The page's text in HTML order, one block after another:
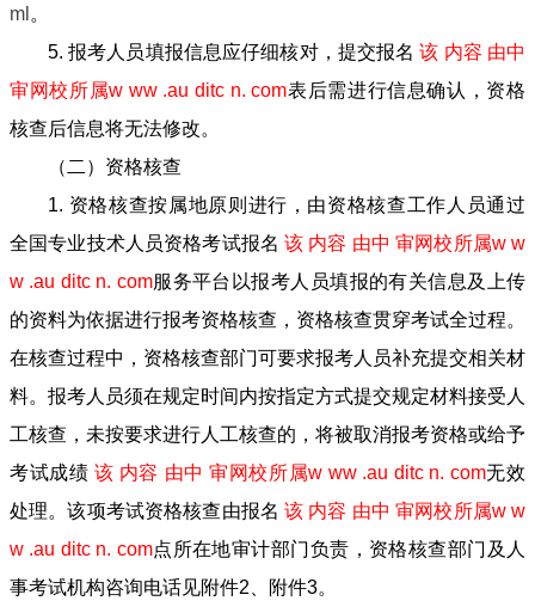
ml 。
5. 报考人员填报信息应仔细核对，提交报名 该 内容 由中
审网校所属w ww .au ditc n. com表后需进行信息确认，资格
核查后信息将无法修改。
（二）资格核查
1. 资格核查按属地原则进行，由资格核查工作人员通过
全国专业技术人员资格考试报名 该 内容 由中 审网校所属w w
w .au ditc n. com服务平台以报考人员填报的有关信息及上传
的资料为依据进行报考资格核查，资格核查贯穿考试全过程。
在核查过程中，资格核查部门可要求报考人员补充提交相关材
料。报考人员须在规定时间内按指定方式提交规定材料接受人
工核查，未按要求进行人工核查的，将被取消报考资格或给予
考试成绩 该 内容 由中 审网校所属w ww .au ditc n. com无效
处理。该项考试资格核查由报名 该 内容 由中 审网校所属w w
w .au ditc n. com点所在地审计部门负责，资格核查部门及人
事考试机构咨询电话见附件2、附件3。